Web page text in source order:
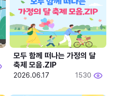
모두 함께 떠나는 가정의 달
축제 모음.ZIP
2026.06.17 1530